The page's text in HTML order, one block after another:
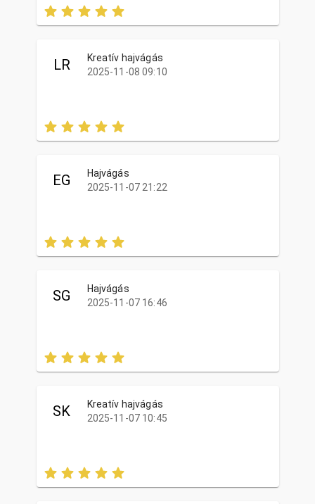
LR
Kreatív hajvágás
2025-11-08 09:10
EG
Hajvágás
2025-11-07 21:22
SG
Hajvágás
2025-11-07 16:46
SK
Kreatív hajvágás
2025-11-07 10:45